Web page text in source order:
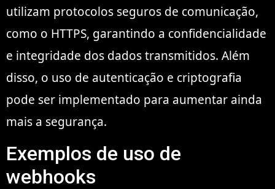
utilizam protocolos seguros de comunicação,
como o HTTPS, garantindo a confidencialidade
e integridade dos dados transmitidos. Além
disso, o uso de autenticação e criptografia
pode ser implementado para aumentar ainda
mais a segurança.
Exemplos de uso de
webhooks